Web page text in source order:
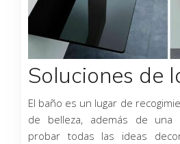
Soluciones de
El baño es un lugar de
de belleza, además de una
probar todas las ideas